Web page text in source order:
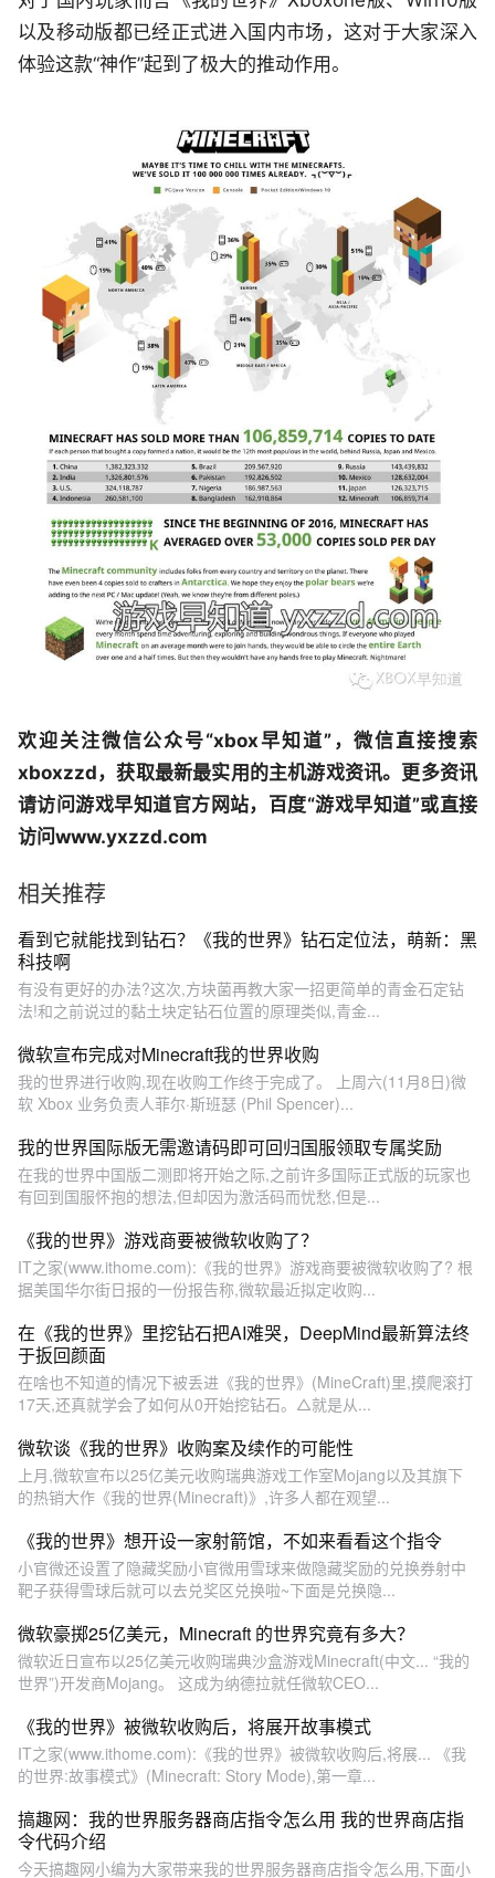
以及移动版都已经正式进入国内市场，这对于大家深入
体验这款“神作”起到了极大的推动作用。
欢迎关注微信公众号“xbox早知道”，微信直接搜索
xboxzzd，获取最新最实用的主机游戏资讯。更多资讯
请访问游戏早知道官方网站，百度“游戏早知道”或直接
访问www.yxzzd.com
相关推荐
看到它就能找到钻石？《我的世界》钻石定位法，萌新：黑
科技啊
有没有更好的办法?这次,方块菌再教大家一招更简单的青金石定钻
法!和之前说过的黏土块定钻石位置的原理类似,青金...
微软宣布完成对Minecraft我的世界收购
我的世界进行收购,现在收购工作终于完成了。 上周六(11月8日)微
软 Xbox 业务负责人菲尔·斯班瑟 (Phil Spencer)...
我的世界国际版无需邀请码即可回归国服领取专属奖励
在我的世界中国版二测即将开始之际,之前许多国际正式版的玩家也
有回到国服怀抱的想法,但却因为激活码而忧愁,但是...
《我的世界》游戏商要被微软收购了？
IT之家(www.ithome.com):《我的世界》游戏商要被微软收购了? 根
据美国华尔街日报的一份报告称,微软最近拟定收购...
在《我的世界》里挖钻石把AI难哭，DeepMind最新算法终
于扳回颜面
在啥也不知道的情况下被丢进《我的世界》(MineCraft)里,摸爬滚打
17天,还真就学会了如何从0开始挖钻石。△就是从...
微软谈《我的世界》收购案及续作的可能性
上月,微软宣布以25亿美元收购瑞典游戏工作室Mojang以及其旗下
的热销大作《我的世界(Minecraft)》,许多人都在观望...
《我的世界》想开设一家射箭馆，不如来看看这个指令
小官微还设置了隐藏奖励小官微用雪球来做隐藏奖励的兑换券射中
靶子获得雪球后就可以去兑奖区兑换啦~下面是兑换隐...
微软豪掷25亿美元，Minecraft 的世界究竟有多大？
微软近日宣布以25亿美元收购瑞典沙盒游戏Minecraft(中文... “我的
世界”)开发商Mojang。 这成为纳德拉就任微软CEO...
《我的世界》被微软收购后，将展开故事模式
IT之家(www.ithome.com):《我的世界》被微软收购后,将展... 《我
的世界:故事模式》(Minecraft: Story Mode),第一章...
搞趣网：我的世界服务器商店指令怎么用 我的世界商店指
令代码介绍
今天搞趣网小编为大家带来我的世界服务器商店指令怎么用,下面小